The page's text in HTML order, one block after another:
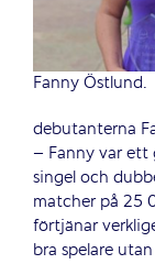
Fanny Östlund.
debutanterna
– Fanny var ett
singel och
matcher på 25
förtjänar
bra spelare